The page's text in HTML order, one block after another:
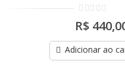
0
out
5
R$
Adicionar ao